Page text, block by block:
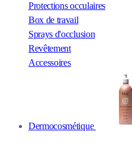
Protections occulaires
Box de travail
Sprays d'occlusion
Revêtement
Accessoires
Dermocosmétique